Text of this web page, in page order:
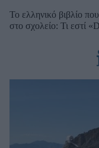
Το ελληνικό βιβλίο
στο σχολείο: Τι εστί